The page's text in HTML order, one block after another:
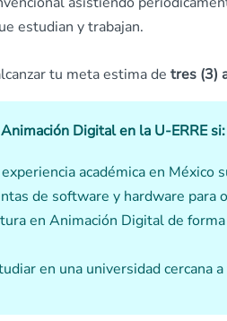
estudian y trabajan.
tu meta estima de tres (3)
Digital en la U-ERRE si:
académica en México
de software y hardware para
en Animación Digital de
en una universidad cercana